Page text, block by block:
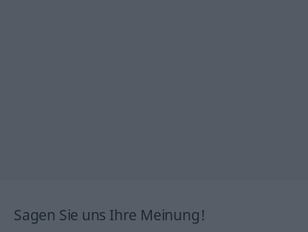
Sagen Sie uns Ihre Meinung!